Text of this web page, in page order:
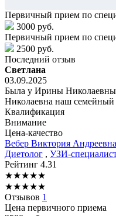
Первичный прием по
3000 руб.
Первичный прием по
2500 руб.
Последний отзыв
Светлана
03.09.2025
Была у Ирины Николаевны
Николаевна наш семейный
Квалификация
Внимание
Цена-качество
Вебер Виктория Андреевна
Диетолог , УЗИ-
Рейтинг 4.31
★★★★★
★★★★★
Отзывов 1
Цена первичного приема